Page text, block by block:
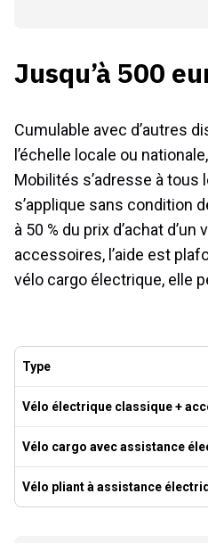
Jusqu’à 500
Cumulable avec d’autres
l’échelle locale ou
Mobilités s’adresse à
s’applique sans condition
à 50 % du prix d’achat
accessoires, l’aide est
vélo cargo électrique, elle
Type
Vélo électrique classique +
Vélo cargo avec assistance
Vélo pliant à assistance